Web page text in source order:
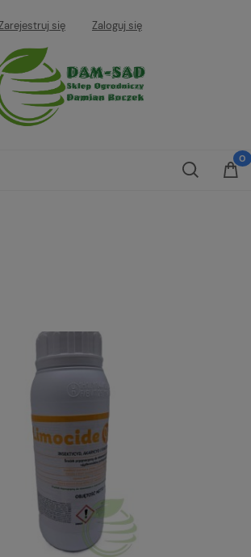
się Zaloguj się